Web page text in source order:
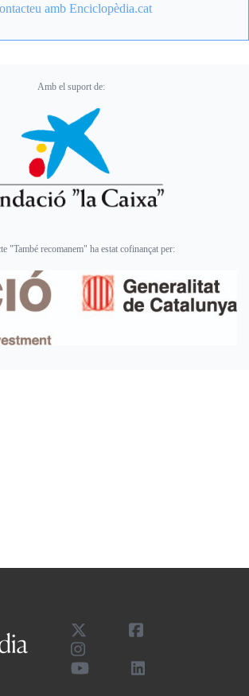
amb Enciclopèdia.cat
Amb el suport de:
"També recomanem" ha estat cofinançat per: